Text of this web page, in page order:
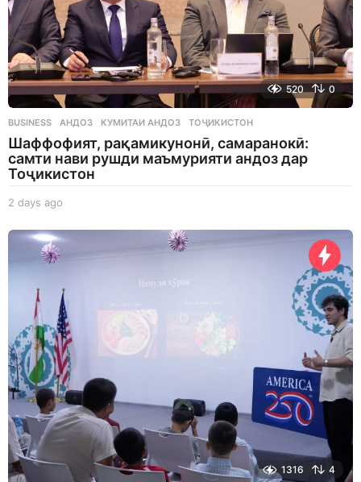
520 0
BUSINESS АНДОЗ ,КУМИТАИ АНДОЗ ,ТОҶИКИСТОН
Шаффофият, рақамикунонӣ, самаранокӣ:
самти нави рушди маъмурияти андоз дар
Тоҷикистон
2 days ago
a
g
o
1316 4